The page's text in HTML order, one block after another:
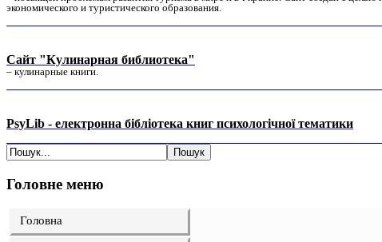
экономического и туристического образования.
Сайт "Кулинарная библиотека"
– кулинарные книги.
PsyLib - електронна бібліотека книг психологічної тематики
Головне меню
Головна